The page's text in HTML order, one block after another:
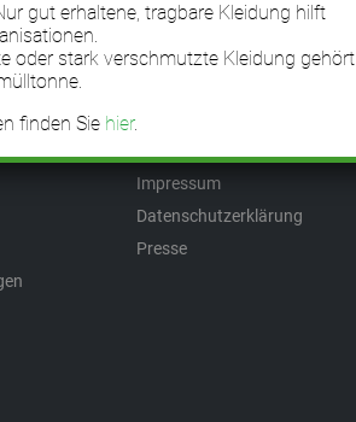
Informationen
Impressum
Datenschutzerklärung
Presse
gut erhaltene, tragbare Kleidung hilft
oder stark verschmutzte Kleidung gehört
finden Sie hier.